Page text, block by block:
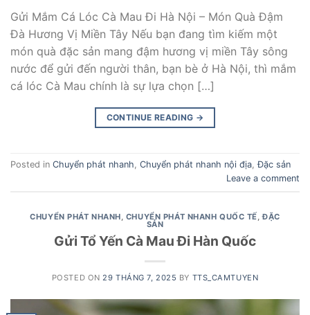
Gửi Mắm Cá Lóc Cà Mau Đi Hà Nội – Món Quà Đậm
Đà Hương Vị Miền Tây Nếu bạn đang tìm kiếm một
món quà đặc sản mang đậm hương vị miền Tây sông
nước để gửi đến người thân, bạn bè ở Hà Nội, thì mắm
cá lóc Cà Mau chính là sự lựa chọn […]
CONTINUE READING →
Posted in Chuyển phát nhanh, Chuyển phát nhanh nội địa,Đặc sản
Leave a comment
CHUYỂN PHÁT NHANH, CHUYỂN PHÁT NHANH QUỐC TẾ,ĐẶC
SẢN
Gửi Tổ Yến Cà Mau Đi Hàn Quốc
POSTED ON 29 THÁNG 7, 2025 BY TTS_CAMTUYEN